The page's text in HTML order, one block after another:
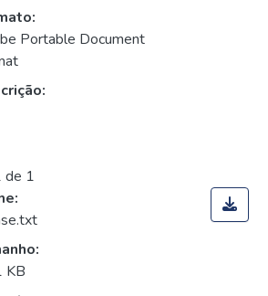
Portable Document
de 1
KB